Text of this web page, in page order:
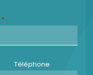
*
Téléphone